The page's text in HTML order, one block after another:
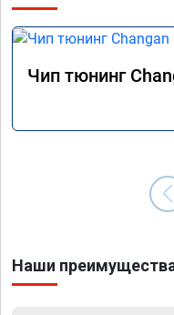
Чип тюнинг
Наши